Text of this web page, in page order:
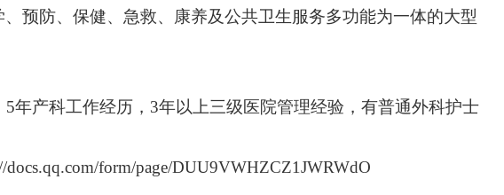
预防、保健、急救、康养及公共卫生服务多功能为一体的大型
5年产科工作经历，3年以上三级医院管理经验，有普通外科护士
docs.qq.com/form/page/DUU9VWHZCZ1JWRWdO